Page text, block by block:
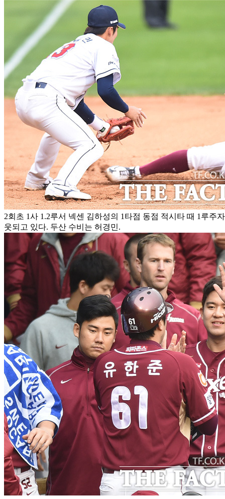
2회초 1사 1.2루서 넥센 김하성의 1타점 동점 적시타 때 1루주
웃되고 있다. 두산 수비는 허경민.